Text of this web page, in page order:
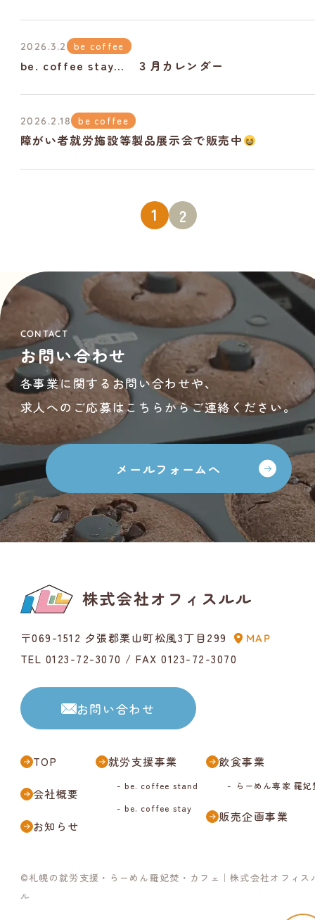
2026.3.2 be coffee
be. coffee stay… ３月カレンダー
2026.2.18 be coffee
障がい者就労施設等製品展示会で販売中
1 2
CONTACT
お問い合わせ
各事業に関するお問い合わせや、
求人へのご応募はこちらからご連絡ください。
メールフォームへ
〒069-1512 夕張郡栗山町松風3丁目299 MAP
TEL 0123-72-3070 / FAX 0123-72-3070
お問い合わせ
TOP
会社概要
お知らせ
就労支援事業
- be. coffee stand
- be. coffee stay
飲食事業
- らーめん専家 羅妃
販売企画事業
©札幌の就労支援・らーめん羅妃焚・カフェ ｜株式会社オフィス
ル